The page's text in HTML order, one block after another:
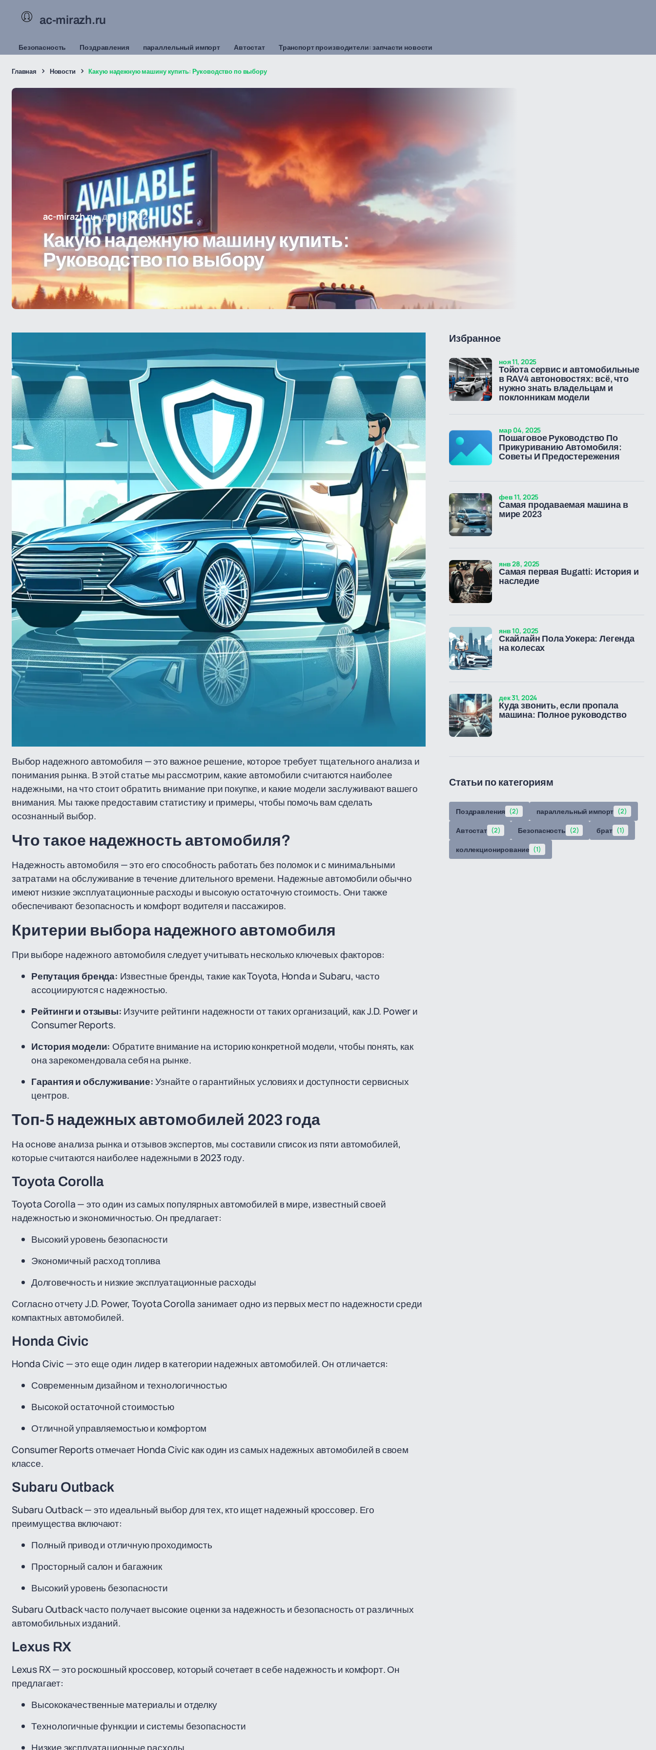
ac-mirazh.ru
Безопасность Поздравления параллельный импорт Автостат Транспорт производители: запчасти новости
Главная Новости Какую надежную машину купить: Руководство по выбору
ac-mirazh.ru дек 15, 2024
Какую надежную машину купить:
Руководство по выбору
Выбор надежного автомобиля — это важное решение, которое требует тщательного анализа и
понимания рынка. В этой статье мы рассмотрим, какие автомобили считаются наиболее
надежными, на что стоит обратить внимание при покупке, и какие модели заслуживают вашего
внимания. Мы также предоставим статистику и примеры, чтобы помочь вам сделать
осознанный выбор.
Что такое надежность автомобиля?
Надежность автомобиля — это его способность работать без поломок и с минимальными
затратами на обслуживание в течение длительного времени. Надежные автомобили обычно
имеют низкие эксплуатационные расходы и высокую остаточную стоимость. Они также
обеспечивают безопасность и комфорт водителя и пассажиров.
Критерии выбора надежного автомобиля
При выборе надежного автомобиля следует учитывать несколько ключевых факторов:
Репутация бренда: Известные бренды, такие как Toyota, Honda и Subaru, часто
ассоциируются с надежностью.
Рейтинги и отзывы: Изучите рейтинги надежности от таких организаций, как J.D. Power и
Consumer Reports.
История модели: Обратите внимание на историю конкретной модели, чтобы понять, как
она зарекомендовала себя на рынке.
Гарантия и обслуживание:Узнайте о гарантийных условиях и доступности сервисных
центров.
Топ-5 надежных автомобилей 2023 года
На основе анализа рынка и отзывов экспертов, мы составили список из пяти автомобилей,
которые считаются наиболее надежными в 2023 году.
Toyota Corolla
Toyota Corolla — это один из самых популярных автомобилей в мире, известный своей
надежностью и экономичностью. Он предлагает:
Высокий уровень безопасности
Экономичный расход топлива
Долговечность и низкие эксплуатационные расходы
Согласно отчету J.D. Power, Toyota Corolla занимает одно из первых мест по надежности среди
компактных автомобилей.
Honda Civic
Honda Civic — это еще один лидер в категории надежных автомобилей. Он отличается:
Современным дизайном и технологичностью
Высокой остаточной стоимостью
Отличной управляемостью и комфортом
Consumer Reports отмечает Honda Civic как один из самых надежных автомобилей в своем
классе.
Subaru Outback
Subaru Outback — это идеальный выбор для тех, кто ищет надежный кроссовер. Его
преимущества включают:
Полный привод и отличную проходимость
Просторный салон и багажник
Высокий уровень безопасности
Subaru Outback часто получает высокие оценки за надежность и безопасность от различных
автомобильных изданий.
Lexus RX
Lexus RX — это роскошный кроссовер, который сочетает в себе надежность и комфорт. Он
предлагает:
Высококачественные материалы и отделку
Технологичные функции и системы безопасности
Избранное
Тойота сервис и автомобильные
в RAV4 автоновостях: всё, что
нужно знать владельцам и
поклонникам модели
ноя 11, 2025
Пошаговое Руководство По
Прикуриванию Автомобиля:
Советы И Предостережения
мар 04, 2025
Самая продаваемая машина в
мире 2023
фев 11, 2025
Самая первая Bugatti: История и
наследие
янв 28, 2025
Скайлайн Пола Уокера: Легенда
на колесах
янв 10, 2025
Куда звонить, если пропала
машина: Полное руководство
дек 31, 2024
Статьи по категориям
Поздравления (2) параллельный импорт (2)
Автостат (2) Безопасность (2) брат (1)
коллекционирование (1)